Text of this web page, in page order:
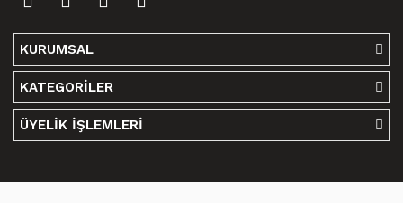
KURUMSAL
KATEGORİLER
ÜYELİK İŞLEMLERİ